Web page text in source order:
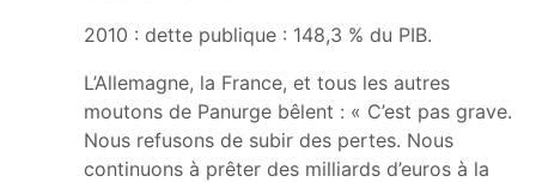
2010 : dette publique : 148,3 % du PIB.
L’Allemagne, la France, et tous les autres
moutons de Panurge bêlent : « C’est pas grave.
Nous refusons de subir des pertes. Nous
continuons à prêter des milliards d’euros à la